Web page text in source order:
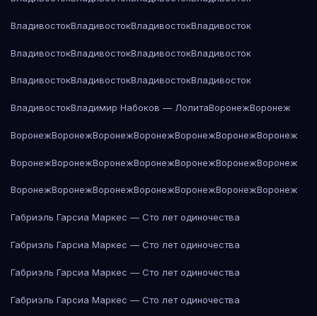
ВладивостокВладивостокВладивостокВладивосток
ВладивостокВладивостокВладивостокВладивосток
ВладивостокВладивостокВладивостокВладивосток
ВладивостокВладимир Набоков — ЛолитаВоронежВоронеж
ВоронежВоронежВоронежВоронежВоронежВоронежВоронеж
ВоронежВоронежВоронежВоронежВоронежВоронежВоронеж
ВоронежВоронежВоронежВоронежВоронежВоронежВоронеж
Габриэль Гарсиа Маркес — Сто лет одиночества
Габриэль Гарсиа Маркес — Сто лет одиночества
Габриэль Гарсиа Маркес — Сто лет одиночества
Габриэль Гарсиа Маркес — Сто лет одиночества